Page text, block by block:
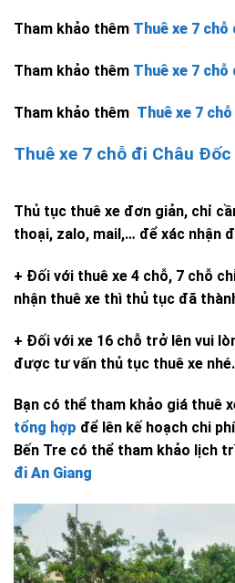
Tham khảo thêm Thuê xe 7
Tham khảo thêm Thuê xe 7
Tham khảo thêm Thuê xe 7
Thuê xe 7 chỗ đi Châu
Thủ tục thuê xe đơn giản, chỉ
thoại, zalo, mail,… để xác nhận
+ Đối với thuê xe 4 chỗ, 7 chỗ
nhận thuê xe thì thủ tục đã
+ Đối với xe 16 chỗ trở lên vui
được tư vấn thủ tục thuê xe nhé.
Bạn có thể tham khảo giá thuê
tổng hợp để lên kế hoạch chi
Bến Tre có thể tham khảo lịch
đi An Giang